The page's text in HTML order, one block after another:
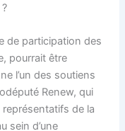
de participation des
pourrait être
l’un des soutiens
Renew, qui
de la
sein d’une